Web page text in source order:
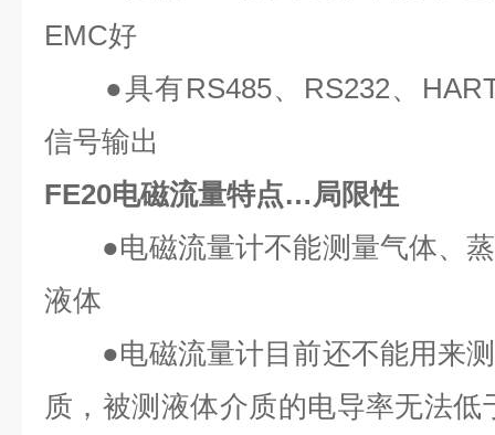
EMC好
●具有RS485、RS232、
信号输出
FE20电磁流量特点…局限性
●电磁流量计不能测量气体、蒸
液体
●电磁流量计目前还不能用来测
质，被测液体介质的电导率无法